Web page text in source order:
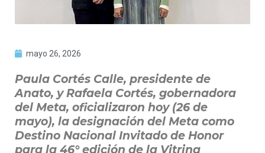
mayo 26, 2026
Paula Cortés Calle, presidente de
Anato, y Rafaela Cortés, gobernadora
del Meta, oficializaron hoy (26 de
mayo), la designación del Meta como
Destino Nacional Invitado de Honor
para la 46° edición de la Vitrina